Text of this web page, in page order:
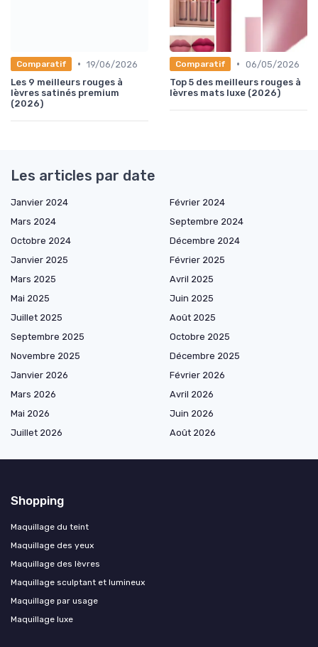
Comparatif • 19/06/2026
Les 9 meilleurs rouges à
lèvres satinés premium
(2026)
Comparatif • 06/05/2026
Top 5 des meilleurs rouges à
lèvres mats luxe (2026)
Les articles par date
Janvier 2024
Février 2024
Mars 2024
Septembre 2024
Octobre 2024
Décembre 2024
Janvier 2025
Février 2025
Mars 2025
Avril 2025
Mai 2025
Juin 2025
Juillet 2025
Août 2025
Septembre 2025
Octobre 2025
Novembre 2025
Décembre 2025
Janvier 2026
Février 2026
Mars 2026
Avril 2026
Mai 2026
Juin 2026
Juillet 2026
Août 2026
Shopping
Maquillage du teint
Maquillage des yeux
Maquillage des lèvres
Maquillage sculptant et lumineux
Maquillage par usage
Maquillage luxe